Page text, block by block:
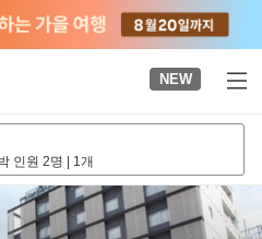
NEW
인원 2명 | 1개